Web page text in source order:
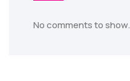
No comments to show.